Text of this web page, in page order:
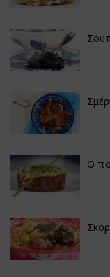
Ο